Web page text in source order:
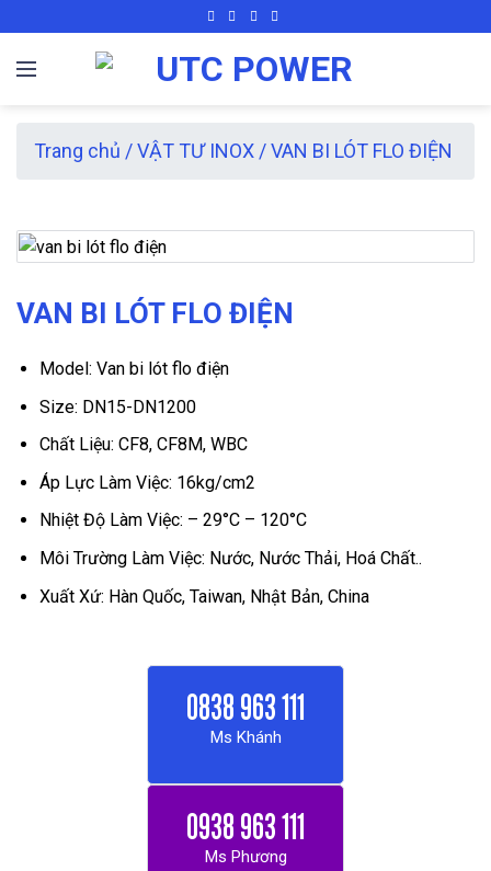
to
content
Trang chủ /VẬT TƯ INOX /VAN BI LÓT FLO ĐIỆN
VAN BI LÓT FLO ĐIỆN
Model: Van bi lót flo điện
Size: DN15-DN1200
Chất Liệu: CF8, CF8M, WBC
Áp Lực Làm Việc: 16kg/cm2
Nhiệt Độ Làm Việc: – 29°C – 120°C
Môi Trường Làm Việc: Nước, Nước Thải, Hoá Chất..
Xuất Xứ: Hàn Quốc, Taiwan, Nhật Bản, China
0838 963 111
Ms Khánh
0938 963 111
Ms Phương